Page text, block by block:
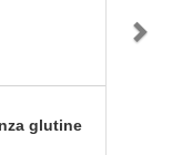
glutine